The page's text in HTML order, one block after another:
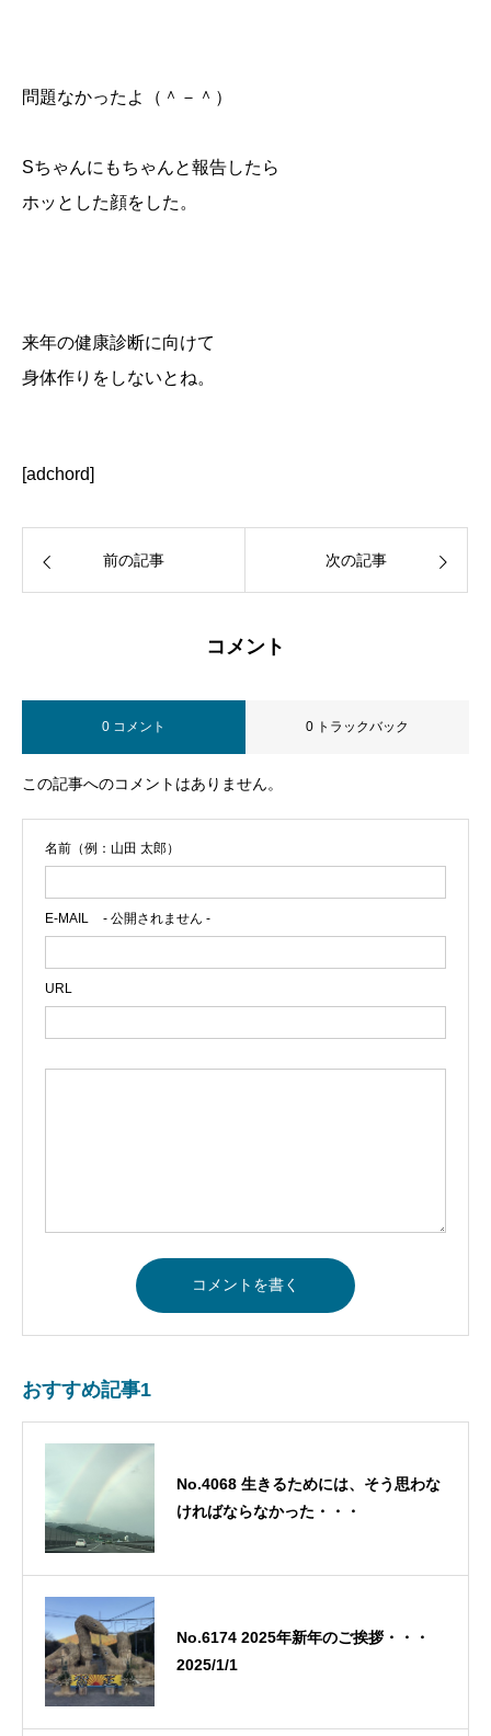
問題なかったよ（＾－＾）
Sちゃんにもちゃんと報告したら
ホッとした顔をした。
来年の健康診断に向けて
身体作りをしないとね。
[adchord]
前の記事 次の記事
コメント
0 コメント 0 トラックバック
この記事へのコメントはありません。
名前（例：山田 太郎）
E-MAIL - 公開されません -
URL
おすすめ記事1
No.4068 生きるためには、そう思わな
ければならなかった・・・
No.6174 2025年新年のご挨拶・・・
2025/1/1